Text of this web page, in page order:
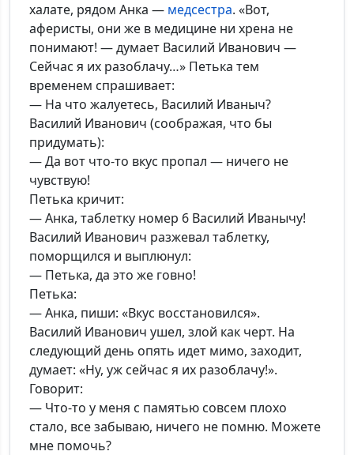
халате, рядом Анка — медсестра. «Вот,
аферисты, они же в медицине ни хрена не
понимают! — думает Василий Иванович —
Сейчас я их разоблачу…» Петька тем
временем спрашивает:
— На что жалуетесь, Василий Иваныч?
Василий Иванович (соображая, что бы
придумать):
— Да вот что-то вкус пропал — ничего не
чувствую!
Петька кричит:
— Анка, таблетку номер 6 Василий Иванычу!
Василий Иванович разжевал таблетку,
поморщился и выплюнул:
— Петька, да это же говно!
Петька:
— Анка, пиши: «Вкус восстановился».
Василий Иванович ушел, злой как черт. На
следующий день опять идет мимо, заходит,
думает: «Ну, уж сейчас я их разоблачу!».
Говорит:
— Что-то у меня с памятью совсем плохо
стало, все забываю, ничего не помню. Можете
мне помочь?